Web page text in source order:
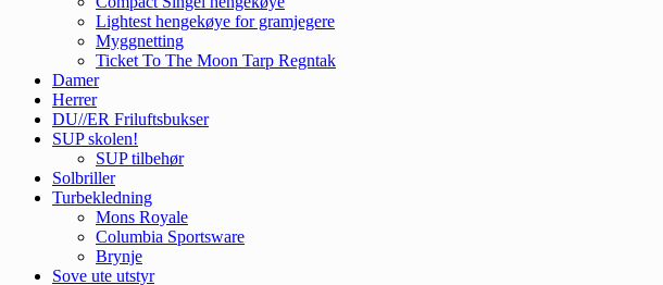
Lightest hengekøye for gramjegere
Myggnetting
Ticket To The Moon Tarp Regntak
Damer
Herrer
DU//ER Friluftsbukser
SUP skolen!
SUP tilbehør
Solbriller
Turbekledning
Mons Royale
Columbia Sportsware
Brynje
Sove ute utstyr